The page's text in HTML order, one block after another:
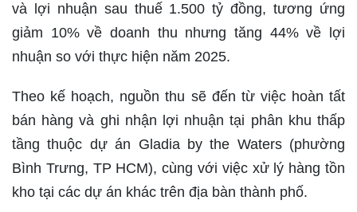
và lợi nhuận sau thuế 1.500 tỷ đồng, tương ứng
giảm 10% về doanh thu nhưng tăng 44% về lợi
nhuận so với thực hiện năm 2025.
Theo kế hoạch, nguồn thu sẽ đến từ việc hoàn tất
bán hàng và ghi nhận lợi nhuận tại phân khu thấp
tầng thuộc dự án Gladia by the Waters (phường
Bình Trưng, TP HCM), cùng với việc xử lý hàng tồn
kho tại các dự án khác trên địa bàn thành phố.